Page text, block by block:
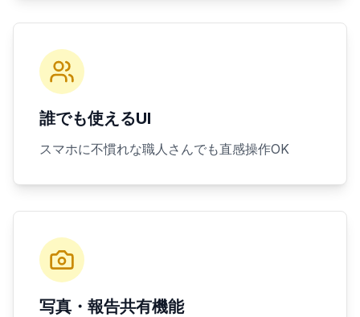
誰でも使えるUI
スマホに不慣れな職人さんでも直感操作OK
写真・報告共有機能